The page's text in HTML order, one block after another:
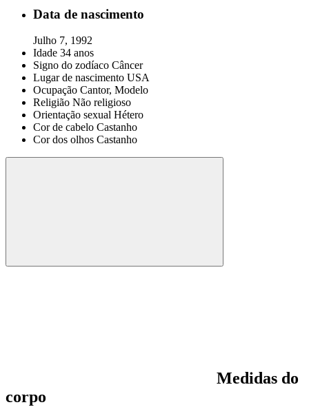
Data de nascimento
Julho 7, 1992
Idade 34 anos
Signo do zodíaco Câncer
Lugar de nascimento USA
Ocupação Cantor, Modelo
Religião Não religioso
Orientação sexual Hétero
Cor de cabelo Castanho
Cor dos olhos Castanho
Medidas do
corpo